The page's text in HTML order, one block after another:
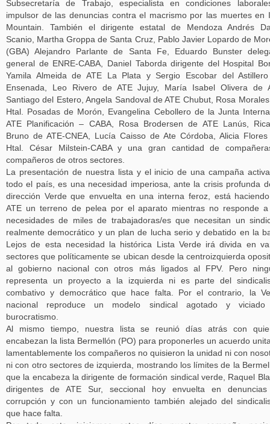
Subsecretaría de Trabajo, especialista en condiciones
impulsor de las denuncias contra el macrismo por las muertes en
Mountain. También el dirigente estatal de Mendoza Andrés
Scanio, Martha Groppa de Santa Cruz, Pablo Javier Lopardo de
(GBA) Alejandro Parlante de Santa Fe, Eduardo Bunster
general de ENRE-CABA, Daniel Taborda dirigente del Hospital
Yamila Almeida de ATE La Plata y Sergio Escobar del
Ensenada, Leo Rivero de ATE Jujuy, María Isabel Olivera de
Santiago del Estero, Angela Sandoval de ATE Chubut, Rosa
Htal. Posadas de Morón, Evangelina Cebollero de la Junta
ATE Planificación – CABA, Rosa Brodersen de ATE Lanús,
Bruno de ATE-CNEA, Lucía Caisso de Ate Córdoba, Alicia
Htal. César Milstein-CABA y una gran cantidad de
compañeros de otros sectores.
La presentación de nuestra lista y el inicio de una campaña
todo el país, es una necesidad imperiosa, ante la crisis profunda
dirección Verde que envuelta en una interna feroz, está
ATE un terreno de pelea por el aparato mientras no responde
necesidades de miles de trabajadoras/es que necesitan un
realmente democrático y un plan de lucha serio y debatido en la
Lejos de esta necesidad la histórica Lista Verde irá divida en
sectores que políticamente se ubican desde la centroizquierda
al gobierno nacional con otros más ligados al FPV. Pero
representa un proyecto a la izquierda ni es parte del
combativo y democrático que hace falta. Por el contrario, la
nacional reproduce un modelo sindical agotado y
burocratismo.
Al mismo tiempo, nuestra lista se reunió días atrás con
encabezan la lista Bermellón (PO) para proponerles un acuerdo
lamentablemente los compañeros no quisieron la unidad ni con
ni con otro sectores de izquierda, mostrando los límites de la
que la encabeza la dirigente de formación sindical verde, Raquel
dirigentes de ATE Sur, seccional hoy envuelta en
corrupción y con un funcionamiento también alejado del
que hace falta.